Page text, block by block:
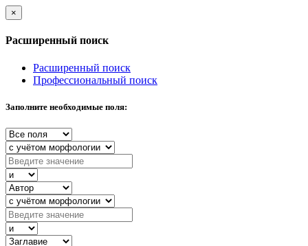
×
Расширенный поиск
Расширенный поиск
Профессиональный поиск
Заполните необходимые поля: